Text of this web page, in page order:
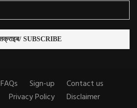
FAQs Sign-up
Contact us
Privacy Policy Disclaimer